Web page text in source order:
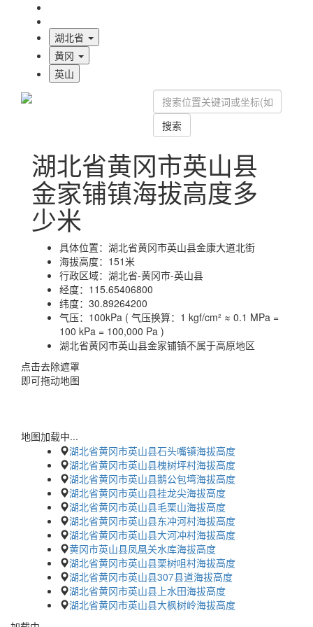
湖北省
黄冈
英山
搜索
湖北省黄冈市英山县
金家铺镇海拔高度多
少米
具体位置： 湖北省黄冈市英山县金康大道北街
海拔高度： 151米
行政区域： 湖北省-黄冈市-英山县
经度： 115.65406800
纬度： 30.89264200
气压： 100kPa ( 气压换算：1 kgf/cm² ≈ 0.1 MPa =
100 kPa = 100,000 Pa )
湖北省黄冈市英山县金家铺镇不属于高原地区
点击去除遮罩
即可拖动地图
地图加载中...
湖北省黄冈市英山县石头嘴镇海拔高度
湖北省黄冈市英山县槐树坪村海拔高度
湖北省黄冈市英山县鹅公包塆海拔高度
湖北省黄冈市英山县挂龙尖海拔高度
湖北省黄冈市英山县毛栗山海拔高度
湖北省黄冈市英山县东冲河村海拔高度
湖北省黄冈市英山县大河冲村海拔高度
黄冈市英山县凤凰关水库海拔高度
湖北省黄冈市英山县栗树咀村海拔高度
湖北省黄冈市英山县307县道海拔高度
湖北省黄冈市英山县上水田海拔高度
湖北省黄冈市英山县大枫树岭海拔高度